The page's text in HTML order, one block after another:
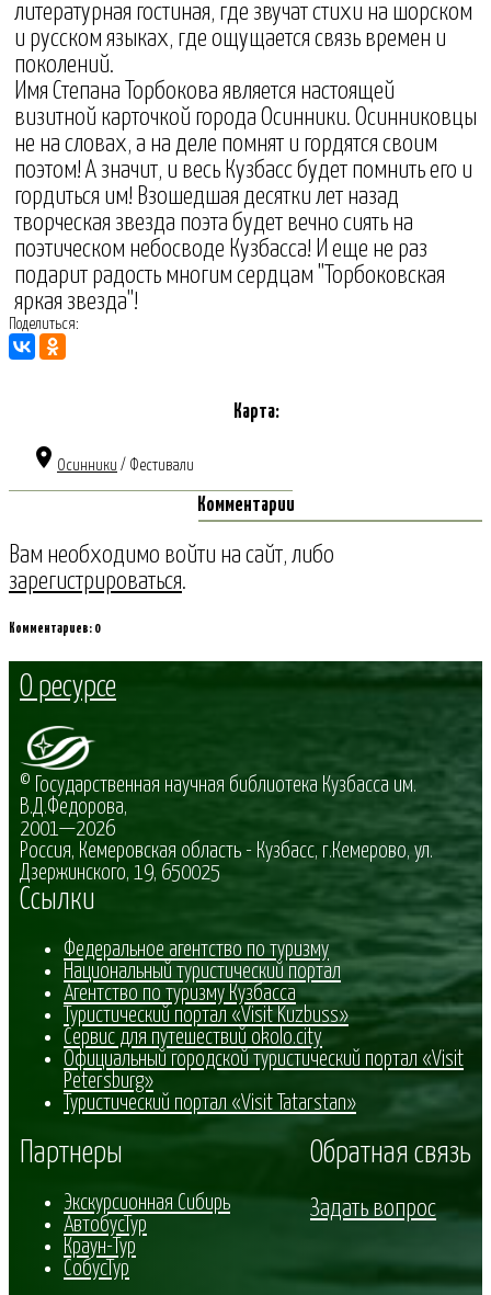
литературная гостиная, где звучат стихи на шорском
и русском языках, где ощущается связь времен и
поколений.
Имя Степана Торбокова является настоящей
визитной карточкой города Осинники. Осинниковцы
не на словах, а на деле помнят и гордятся своим
поэтом! А значит, и весь Кузбасс будет помнить его и
гордиться им! Взошедшая десятки лет назад
творческая звезда поэта будет вечно сиять на
поэтическом небосводе Кузбасса! И еще не раз
подарит радость многим сердцам "Торбоковская
яркая звезда"!
Поделиться:
Карта:
place Осинники / Фестивали
Комментарии
Вам необходимо войти на сайт, либо
зарегистрироваться.
Комментариев: 0
О ресурсе
© Государственная научная библиотека Кузбасса им.
В.Д.Федорова,
2001—2026
Россия, Кемеровская область - Кузбасс, г.Кемерово, ул.
Дзержинского, 19, 650025
Cсылки
Федеральное агентство по туризму
Национальный туристический портал
Агентство по туризму Кузбасса
Туристический портал «Visit Kuzbuss»
Сервис для путешествий okolo.city
Официальный городской туристический портал «Visit
Petersburg»
Туристический портал «Visit Tatarstan»
Партнеры
Экскурсионная Сибирь
АвтобусТур
Краун-Тур
СобусТур
Обратная связь
Задать вопрос